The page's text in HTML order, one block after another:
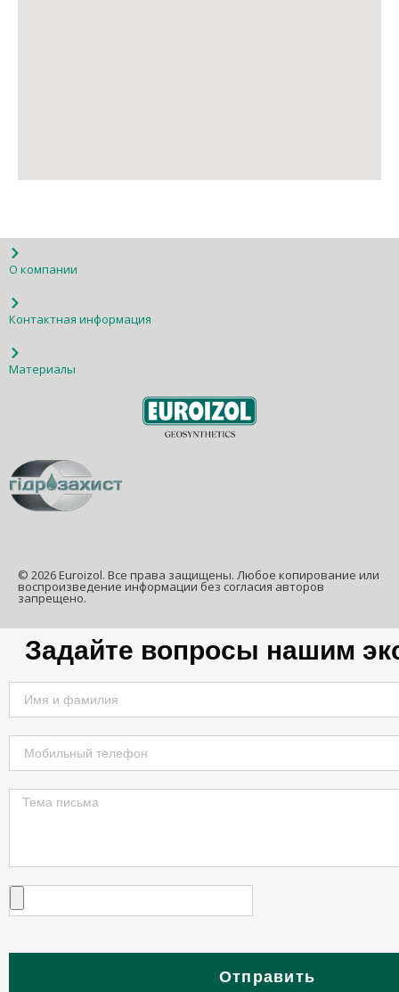
О компании
Контактная информация
Материалы
© 2026 Euroizol. Все права защищены. Любое копирование или
воспроизведение информации без согласия авторов
запрещено.
Задайте вопросы нашим
Отправить